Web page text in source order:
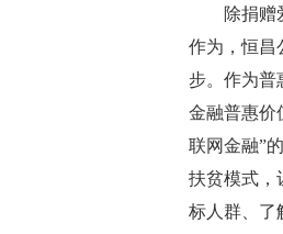
除捐赠
作为，恒昌
步。作为普
金融普惠价
联网金融”
扶贫模式，
标人群、了